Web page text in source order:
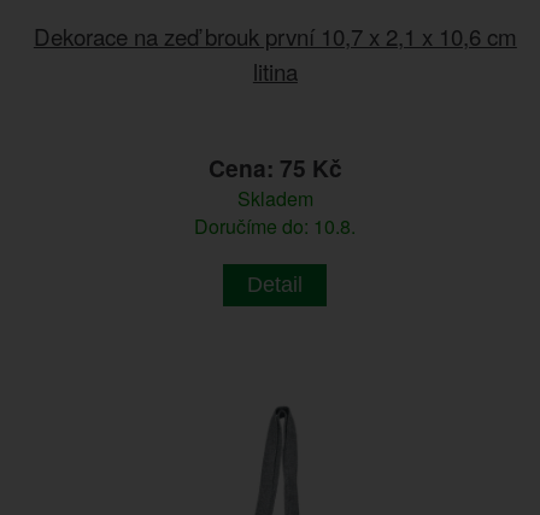
Dekorace na zeď brouk první 10,7 x 2,1 x 10,6 cm
litina
Cena: 75 Kč
Skladem
Doručíme do: 10.8.
Detail